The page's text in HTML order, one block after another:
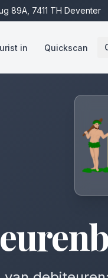
89A, 7411 TH Deventer
in Quickscan